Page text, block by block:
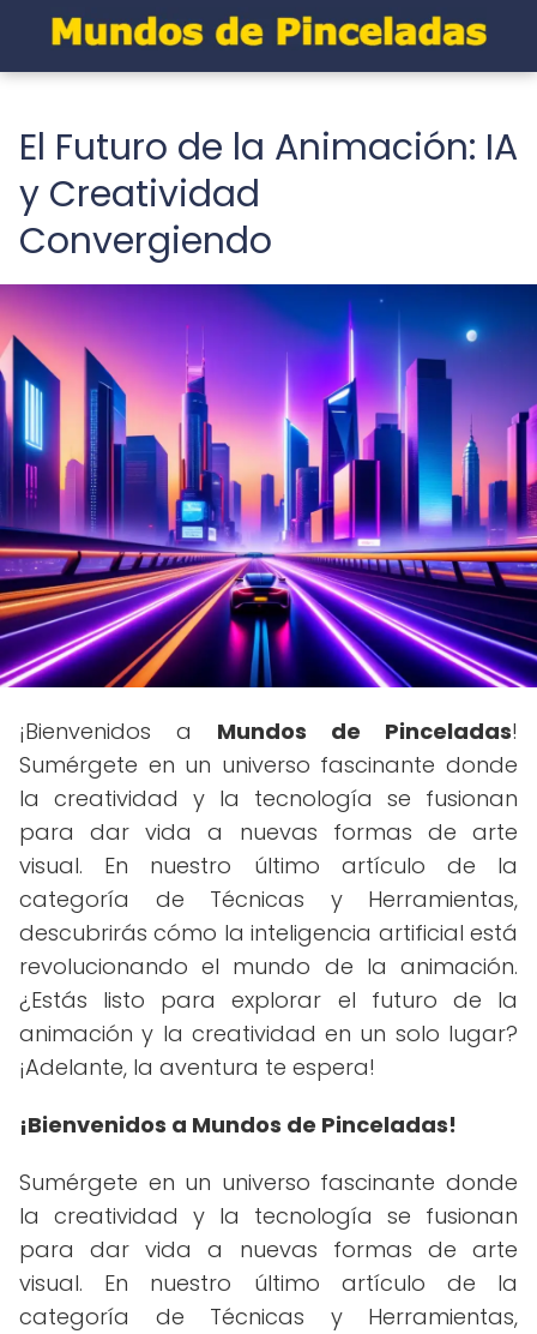
El Futuro de la Animación: IA
y Creatividad
Convergiendo
¡Bienvenidos a Mundos de Pinceladas!
Sumérgete en un universo fascinante donde
la creatividad y la tecnología se fusionan
para dar vida a nuevas formas de arte
visual. En nuestro último artículo de la
categoría de Técnicas y Herramientas,
descubrirás cómo la inteligencia artificial está
revolucionando el mundo de la animación.
¿Estás listo para explorar el futuro de la
animación y la creatividad en un solo lugar?
¡Adelante, la aventura te espera!
¡Bienvenidos a Mundos de Pinceladas!
Sumérgete en un universo fascinante donde
la creatividad y la tecnología se fusionan
para dar vida a nuevas formas de arte
visual. En nuestro último artículo de la
categoría de Técnicas y Herramientas,